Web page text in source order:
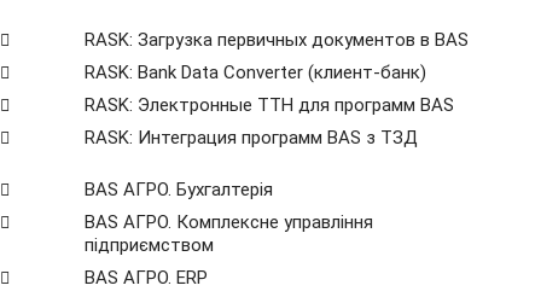
RASK: Загрузка первичных документов в BAS
RASK: Bank Data Сonverter (клиент-банк)
RASK: Электронные ТТН для программ BAS
RASK: Интеграция программ BAS з ТЗД
BAS АГРО. Бухгалтерія
BAS АГРО. Комплексне управління
підприємством
BAS АГРО. ERP